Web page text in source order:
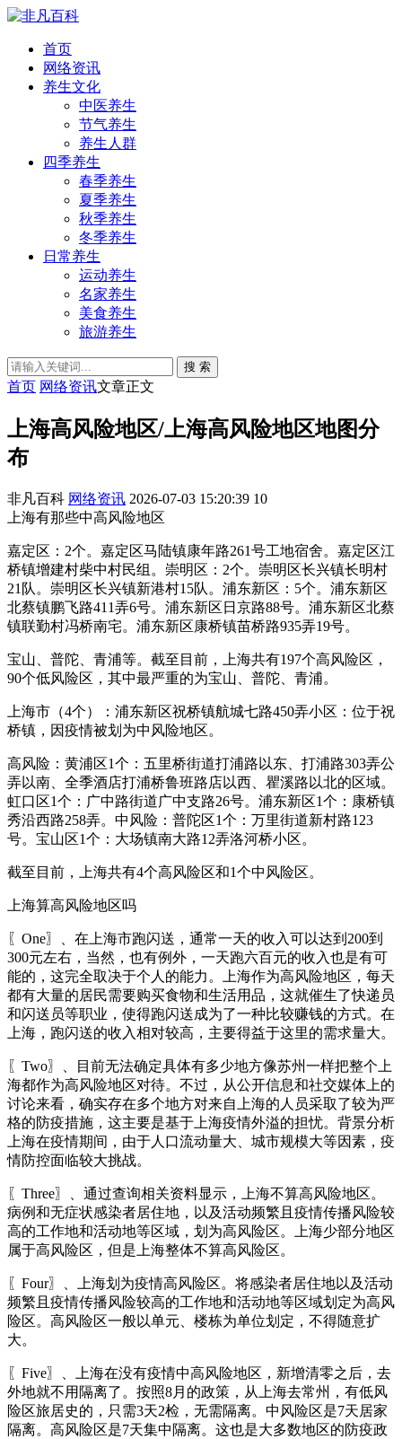
首页
网络资讯
养生文化
中医养生
节气养生
养生人群
四季养生
春季养生
夏季养生
秋季养生
冬季养生
日常养生
运动养生
名家养生
美食养生
旅游养生
搜 索
首页 网络资讯文章正文
上海高风险地区/上海高风险地区地图分
布
非凡百科 网络资讯 2026-07-03 15:20:39 10
上海有那些中高风险地区
嘉定区：2个。嘉定区马陆镇康年路261号工地宿舍。嘉定区江
桥镇增建村柴中村民组。崇明区：2个。崇明区长兴镇长明村
21队。崇明区长兴镇新港村15队。浦东新区：5个。浦东新区
北蔡镇鹏飞路411弄6号。浦东新区日京路88号。浦东新区北蔡
镇联勤村冯桥南宅。浦东新区康桥镇苗桥路935弄19号。
宝山、普陀、青浦等。截至目前，上海共有197个高风险区，
90个低风险区，其中最严重的为宝山、普陀、青浦。
上海市（4个）：浦东新区祝桥镇航城七路450弄小区：位于祝
桥镇，因疫情被划为中风险地区。
高风险：黄浦区1个：五里桥街道打浦路以东、打浦路303弄公
弄以南、全季酒店打浦桥鲁班路店以西、瞿溪路以北的区域。
虹口区1个：广中路街道广中支路26号。浦东新区1个：康桥镇
秀沿西路258弄。中风险：普陀区1个：万里街道新村路123
号。宝山区1个：大场镇南大路12弄洛河桥小区。
截至目前，上海共有4个高风险区和1个中风险区。
上海算高风险地区吗
〖One〗、在上海市跑闪送，通常一天的收入可以达到200到
300元左右，当然，也有例外，一天跑六百元的收入也是有可
能的，这完全取决于个人的能力。上海作为高风险地区，每天
都有大量的居民需要购买食物和生活用品，这就催生了快递员
和闪送员等职业，使得跑闪送成为了一种比较赚钱的方式。在
上海，跑闪送的收入相对较高，主要得益于这里的需求量大。
〖Two〗、目前无法确定具体有多少地方像苏州一样把整个上
海都作为高风险地区对待。不过，从公开信息和社交媒体上的
讨论来看，确实存在多个地方对来自上海的人员采取了较为严
格的防疫措施，这主要是基于上海疫情外溢的担忧。背景分析
上海在疫情期间，由于人口流动量大、城市规模大等因素，疫
情防控面临较大挑战。
〖Three〗、通过查询相关资料显示，上海不算高风险地区。
病例和无症状感染者居住地，以及活动频繁且疫情传播风险较
高的工作地和活动地等区域，划为高风险区。上海少部分地区
属于高风险区，但是上海整体不算高风险区。
〖Four〗、上海划为疫情高风险区。将感染者居住地以及活动
频繁且疫情传播风险较高的工作地和活动地等区域划定为高风
险区。高风险区一般以单元、楼栋为单位划定，不得随意扩
大。
〖Five〗、上海在没有疫情中高风险地区，新增清零之后，去
外地就不用隔离了。按照8月的政策，从上海去常州，有低风
险区旅居史的，只需3天2检，无需隔离。中风险区是7天居家
隔离。高风险区是7天集中隔离。这也是大多数地区的防疫政